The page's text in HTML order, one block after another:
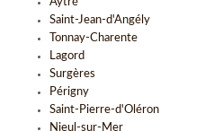
Aytré
Saint-Jean-d'Angély
Tonnay-Charente
Lagord
Surgères
Périgny
Saint-Pierre-d'Oléron
Nieul-sur-Mer